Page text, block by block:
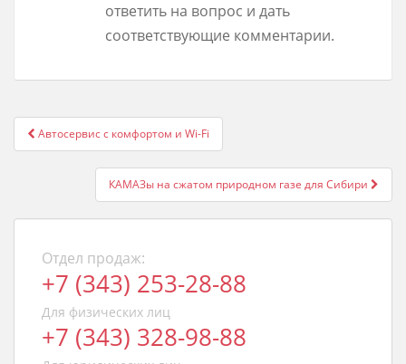
ответить на вопрос и дать
соответствующие комментарии.
Post
navigation
Автосервис с комфортом и Wi-Fi
КАМАЗы на сжатом природном газе для Сибири
Отдел продаж:
+7 (343) 253-28-88
Для физических лиц
+7 (343) 328-98-88